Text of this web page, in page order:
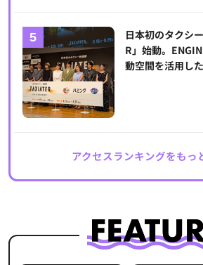
日本初のタクシ
R」始動。
動空間を活用し
アクセスランキングをもっ